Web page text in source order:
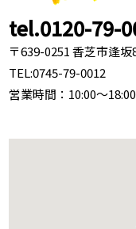
tel.0120-79-
〒639-0251 香芝市逢
TEL:0745-79-0012
営業時間：10:00～